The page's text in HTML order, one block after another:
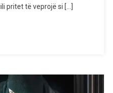
E
pritet të veprojë si […]